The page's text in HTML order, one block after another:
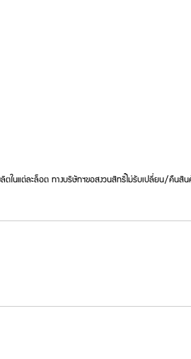
ตในแต่ละล็อต ทางบริษัทฯขอสงวนสิทธิ์ไม่รับเปลี่ยน/คืนสิน